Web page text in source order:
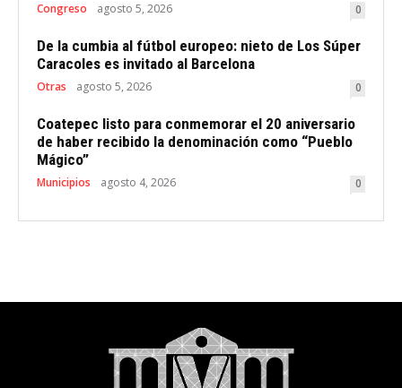
Congreso agosto 5, 2026 0
De la cumbia al fútbol europeo: nieto de Los Súper
Caracoles es invitado al Barcelona
Otras agosto 5, 2026 0
Coatepec listo para conmemorar el 20 aniversario
de haber recibido la denominación como “Pueblo
Mágico”
Municipios agosto 4, 2026 0